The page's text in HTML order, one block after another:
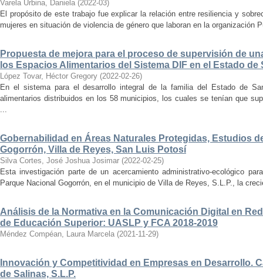
Varela Urbina, Daniela (2022-03)
El propósito de este trabajo fue explicar la relación entre resiliencia y
mujeres en situación de violencia de género que laboran en la organización
Propuesta de mejora para el proceso de supervisión de
los Espacios Alimentarios del Sistema DIF en el Estado
López Tovar, Héctor Gregory (2022-02-26)
En el sistema para el desarrollo integral de la familia del Estado de
alimentarios distribuidos en los 58 municipios, los cuales se tenían que
...
Gobernabilidad en Áreas Naturales Protegidas, Estudios
Gogorrón, Villa de Reyes, San Luis Potosí
Silva Cortes, José Joshua Josimar (2022-02-25)
Esta investigación parte de un acercamiento administrativo-ecológico
Parque Nacional Gogorrón, en el municipio de Villa de Reyes, S.L.P., la
Análisis de la Normativa en la Comunicación Digital en
de Educación Superior: UASLP y FCA 2018-2019
Méndez Compéan, Laura Marcela (2021-11-29)
Innovación y Competitividad en Empresas en Desarrollo.
de Salinas, S.L.P.